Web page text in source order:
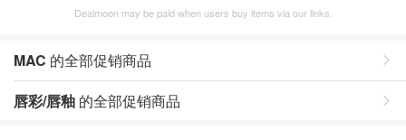
Dealmoon may be paid when users buy items via our links.
MAC 的全部促销商品
唇彩/唇釉 的全部促销商品